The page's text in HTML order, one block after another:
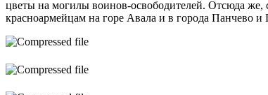
цветы на могилы воинов-освободителей. Отсюда
красноармейцам на горе Авала и в города Панчево